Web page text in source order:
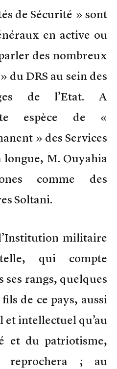
de Sécurité » sont
en active ou
des nombreux
du DRS au sein des
de l’Etat. A
espèce de «
» des Services
longue, M. Ouyahia
comme des
Soltani.
militaire
qui compte
ses rangs, quelques
de ce pays, aussi
et intellectuel qu’au
et du patriotisme,
reprochera ; au